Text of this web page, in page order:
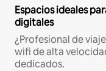
Espacios ideales
digitales
¿Profesional de
wifi de alta
dedicados.